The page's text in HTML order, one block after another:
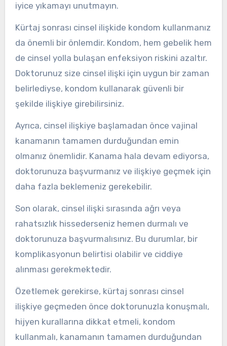
iyice yıkamayı unutmayın.
Kürtaj sonrası cinsel ilişkide kondom kullanmanız
da önemli bir önlemdir. Kondom, hem gebelik hem
de cinsel yolla bulaşan enfeksiyon riskini azaltır.
Doktorunuz size cinsel ilişki için uygun bir zaman
belirlediyse, kondom kullanarak güvenli bir
şekilde ilişkiye girebilirsiniz.
Ayrıca, cinsel ilişkiye başlamadan önce vajinal
kanamanın tamamen durduğundan emin
olmanız önemlidir. Kanama hala devam ediyorsa,
doktorunuza başvurmanız ve ilişkiye geçmek için
daha fazla beklemeniz gerekebilir.
Son olarak, cinsel ilişki sırasında ağrı veya
rahatsızlık hissederseniz hemen durmalı ve
doktorunuza başvurmalısınız. Bu durumlar, bir
komplikasyonun belirtisi olabilir ve ciddiye
alınması gerekmektedir.
Özetlemek gerekirse, kürtaj sonrası cinsel
ilişkiye geçmeden önce doktorunuzla konuşmalı,
hijyen kurallarına dikkat etmeli, kondom
kullanmalı, kanamanın tamamen durduğundan